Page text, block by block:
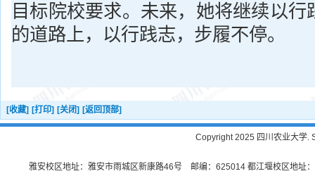
目标院校要求。未来，她将继续以
的道路上，以行践志，步履不停。
[收藏] [打印] [关闭] [返回顶部]
Copyright 2025 四川农业大学.
雅安校区地址：雅安市雨城区新康路46号 邮编：625014 都江堰校区地址